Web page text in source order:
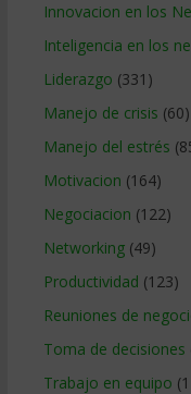
Innovacion en los
Inteligencia en los
Liderazgo (331)
Manejo de crisis (60)
Manejo del estrés
Motivacion (164)
Negociacion (122)
Networking(49)
Productividad (123)
Reuniones de
Toma de decisiones
Trabajo en equipo